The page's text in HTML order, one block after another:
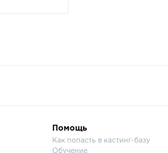
Помощь
Как попасть в кастинг-базу
Обучение